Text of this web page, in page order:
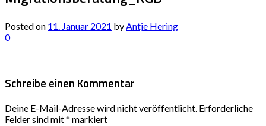
Posted on 11. Januar 2021 byAntje Hering
0
Schreibe einen Kommentar
Deine E-Mail-Adresse wird nicht veröffentlicht. Erforderliche
Felder sind mit* markiert